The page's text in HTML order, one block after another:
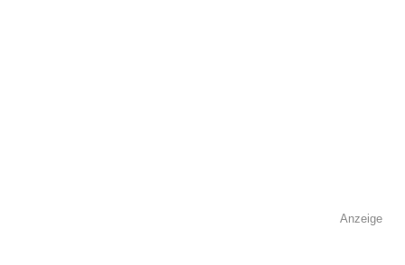
Anzeige